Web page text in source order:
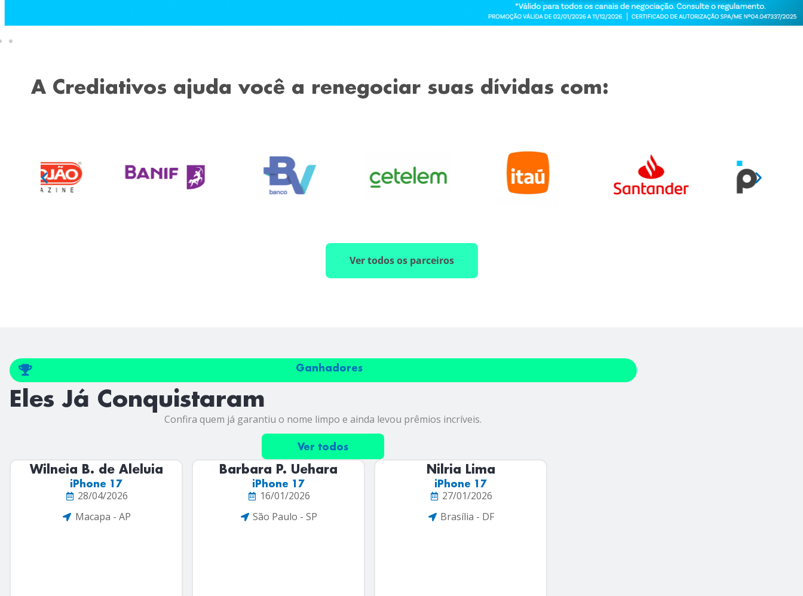
A Crediativos ajuda você a renegociar suas dívidas com:
Ver todos os parceiros
Ganhadores
Eles Já Conquistaram
Confira quem já garantiu o nome limpo e ainda levou prêmios incríveis.
Ver todos
Barbara P. Uehara
iPhone 17
16/01/2026
São Paulo - SP
Nilria Lima
iPhone 17
27/01/2026
Brasília - DF
Marco A. Pereira
iPhone 17
13/02/2026
Vargem Grande do Sul - SP